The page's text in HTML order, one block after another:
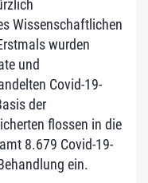
Wissenschaftlichen
wurden
und
Covid-19-
der
flossen in die
8.679 Covid-19-
ein.